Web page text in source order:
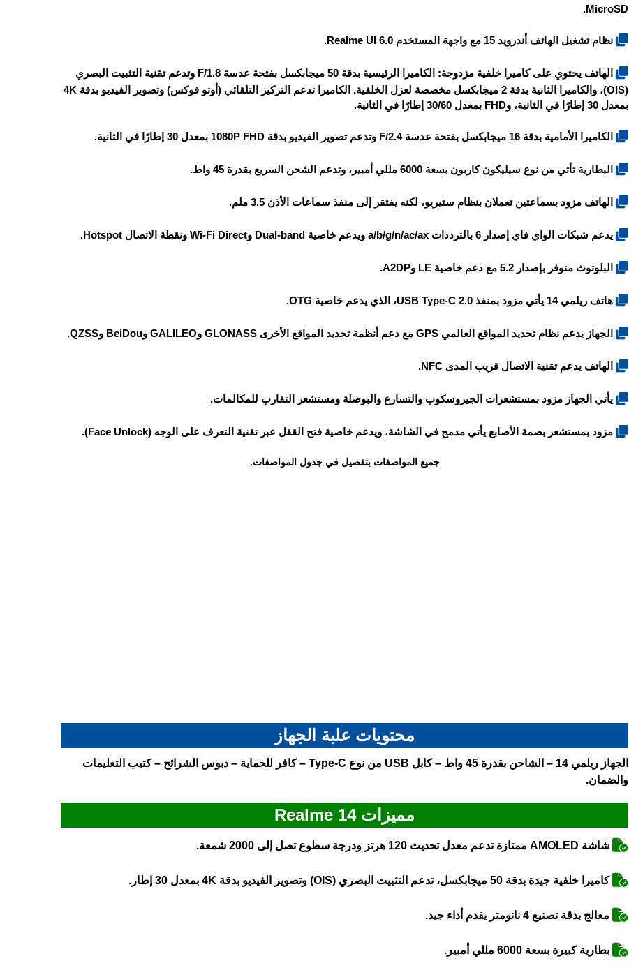
MicroSD.
نظام تشغيل الهاتف أندرويد 15 مع واجهة المستخدم Realme UI 6.0.
الهاتف يحتوي على كاميرا خلفية مزدوجة: الكاميرا الرئيسية بدقة 50 ميجابكسل بفتحة عدسة F/1.8 وتدعم تقنية التثبيت البصري
(OIS)، والكاميرا الثانية بدقة 2 ميجابكسل مخصصة لعزل الخلفية. الكاميرا تدعم التركيز التلقائي (أوتو فوكس) وتصوير الفيديو بدقة 4K
بمعدل 30 إطارًا في الثانية، وFHD بمعدل 30/60 إطارًا في الثانية.
الكاميرا الأمامية بدقة 16 ميجابكسل بفتحة عدسة F/2.4 وتدعم تصوير الفيديو بدقة 1080P FHD بمعدل 30 إطارًا في الثانية.
البطارية تأتي من نوع سيليكون كاربون بسعة 6000 مللي أمبير، وتدعم الشحن السريع بقدرة 45 واط.
الهاتف مزود بسماعتين تعملان بنظام ستيريو، لكنه يفتقر إلى منفذ سماعات الأذن 3.5 ملم.
يدعم شبكات الواي فاي إصدار 6 بالترددات a/b/g/n/ac/ax ويدعم خاصية Dual-band وWi-Fi Direct ونقطة الاتصال Hotspot.
البلوتوث متوفر بإصدار 5.2 مع دعم خاصية LE وA2DP.
هاتف ريلمي 14 يأتي مزود بمنفذ USB Type-C 2.0، الذي يدعم خاصية OTG.
الجهاز يدعم نظام تحديد المواقع العالمي GPS مع دعم أنظمة تحديد المواقع الأخرى GLONASS وGALILEO وBeiDou وQZSS.
الهاتف يدعم تقنية الاتصال قريب المدى NFC.
يأتي الجهاز مزود بمستشعرات الجيروسكوب والتسارع والبوصلة ومستشعر التقارب للمكالمات.
مزود بمستشعر بصمة الأصابع يأتي مدمج في الشاشة، ويدعم خاصية فتح القفل عبر تقنية التعرف على الوجه (Face Unlock).
جميع المواصفات بتفصيل في جدول المواصفات.
محتويات علبة الجهاز
الجهاز ريلمي 14 – الشاحن بقدرة 45 واط – كابل USB من نوع Type-C – كافر للحماية – دبوس الشرائح – كتيب التعليمات
والضمان.
مميزات Realme 14
شاشة AMOLED ممتازة تدعم معدل تحديث 120 هرتز ودرجة سطوع تصل إلى 2000 شمعة.
كاميرا خلفية جيدة بدقة 50 ميجابكسل، تدعم التثبيت البصري (OIS) وتصوير الفيديو بدقة 4K بمعدل 30 إطار.
معالج بدقة تصنيع 4 نانومتر يقدم أداء جيد.
بطارية كبيرة بسعة 6000 مللي أمبير.